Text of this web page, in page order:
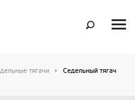
тягачи
Седельный тягач